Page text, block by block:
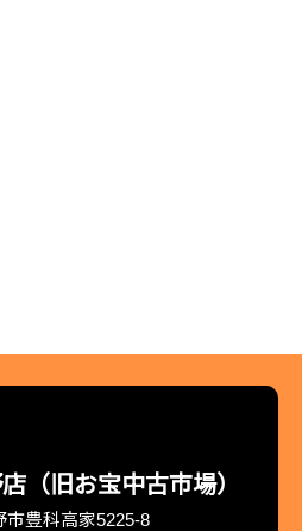
（旧お宝中古市場）
市豊科高家5225-8